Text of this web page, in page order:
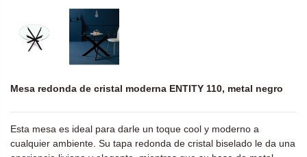
Mesa redonda de cristal moderna ENTITY 110, metal negro
Esta mesa es ideal para darle un toque cool y moderno a
cualquier ambiente. Su tapa redonda de cristal biselado le da una